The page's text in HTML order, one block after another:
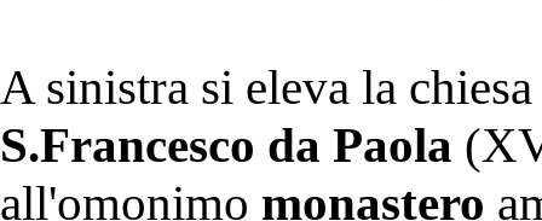
A sinistra si eleva la
S.Francesco da Paola
all'omonimo monastero